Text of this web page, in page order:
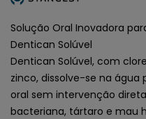
Solução Oral Inovadora
Dentican Solúvel
Dentican Solúvel, com
zinco, dissolve-se na
oral sem intervenção
bacteriana, tártaro e mau